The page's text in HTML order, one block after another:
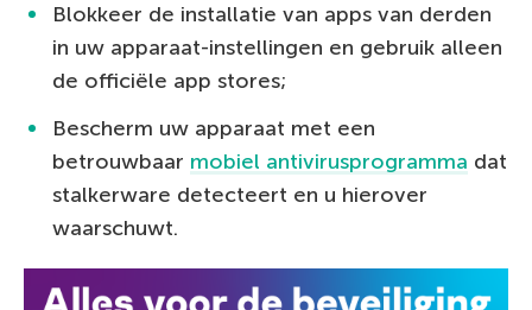
Blokkeer de installatie van apps van derden
in uw apparaat-instellingen en gebruik alleen
de officiële app stores;
Bescherm uw apparaat met een
betrouwbaar mobiel antivirusprogramma dat
stalkerware detecteert en u hierover
waarschuwt.